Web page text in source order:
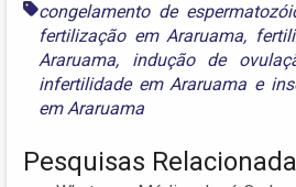
congelamento de
fertilização em Araruama,
Araruama, indução de
infertilidade em Araruama e
em Araruama
Pesquisas